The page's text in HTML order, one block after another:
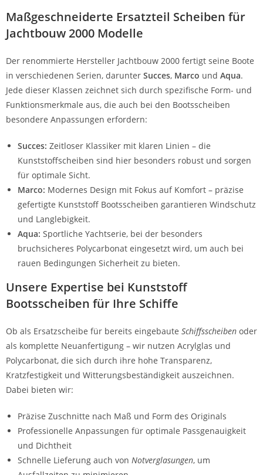
Maßgeschneiderte Ersatzteil Scheiben für
Jachtbouw 2000 Modelle
Der renommierte Hersteller Jachtbouw 2000 fertigt seine Boote
in verschiedenen Serien, darunter Succes, Marco und Aqua.
Jede dieser Klassen zeichnet sich durch spezifische Form- und
Funktionsmerkmale aus, die auch bei den Bootsscheiben
besondere Anpassungen erfordern:
Succes: Zeitloser Klassiker mit klaren Linien – die
Kunststoffscheiben sind hier besonders robust und sorgen
für optimale Sicht.
Marco: Modernes Design mit Fokus auf Komfort – präzise
gefertigte Kunststoff Bootsscheiben garantieren Windschutz
und Langlebigkeit.
Aqua: Sportliche Yachtserie, bei der besonders
bruchsicheres Polycarbonat eingesetzt wird, um auch bei
rauen Bedingungen Sicherheit zu bieten.
Unsere Expertise bei Kunststoff
Bootsscheiben für Ihre Schiffe
Ob als Ersatzscheibe für bereits eingebaute Schiffsscheiben oder
als komplette Neuanfertigung – wir nutzen Acrylglas und
Polycarbonat, die sich durch ihre hohe Transparenz,
Kratzfestigkeit und Witterungsbeständigkeit auszeichnen.
Dabei bieten wir:
Präzise Zuschnitte nach Maß und Form des Originals
Professionelle Anpassungen für optimale Passgenauigkeit
und Dichtheit
Schnelle Lieferung auch von Notverglasungen, um